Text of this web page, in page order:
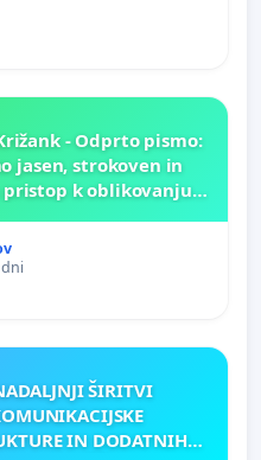
- Odprto pismo:
jasen, strokoven in
k oblikovanju
ŠIRITVI
IN DODATNIH